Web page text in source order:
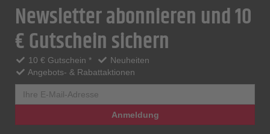
Newsletter abonnieren und 10
€ Gutschein sichern
10 € Gutschein *
Neuheiten
Angebots- & Rabattaktionen
Anmeldung